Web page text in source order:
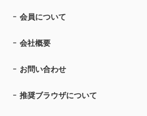
会員について
会社概要
お問い合わせ
推奨ブラウザについて